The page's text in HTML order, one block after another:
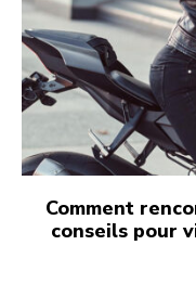
Comment
conseils pour